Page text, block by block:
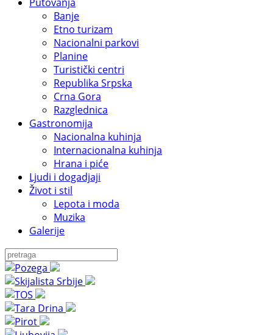
Banje
Etno turizam
Nacionalni parkovi
Planine
Turistički centri
Republika Srpska
Crna Gora
Razglednica
Gastronomija
Nacionalna kuhinja
Internacionalna kuhinja
Hrana i piće
Ljudi i dogadjaji
Život i stil
Lepota i moda
Muzika
Galerije